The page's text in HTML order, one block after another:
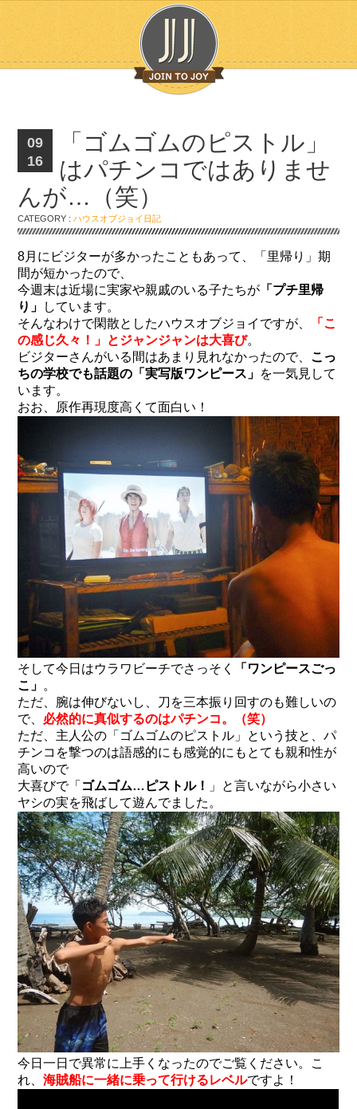
09
16
「ゴムゴムのピストル」
はパチンコではありませ
んが…（笑）
CATEGORY :ハウスオブジョイ日記
8月にビジターが多かったこともあって、「里帰り」期
間が短かったので、
今週末は近場に実家や親戚のいる子たちが 「プチ里帰
り」
しています。
そんなわけで閑散としたハウスオブジョイですが、
「こ
の感じ久々！」とジャンジャンは大喜び。
ビジターさんがいる間はあまり見れなかったので、 こっ
ちの学校でも話題の「実写版ワンピース」 を一気見して
います。
おお、原作再現度高くて面白い！
そして今日はウラワビーチでさっそく
「ワンピースごっ
こ」 。
ただ、腕は伸びないし、刀を三本振り回すのも難しいの
で、 必然的に真似するのはパチンコ。（笑）
ただ、主人公の「ゴムゴムのピストル」という技と、パ
チンコを撃つのは語感的にも感覚的にもとても親和性が
高いので
大喜びで「 ゴムゴム…ピストル！
」と言いながら小さい
ヤシの実を飛ばして遊んでました。
今日一日で異常に上手くなったのでご覧ください。こ
れ、海賊船に一緒に乗って行けるレベルですよ！